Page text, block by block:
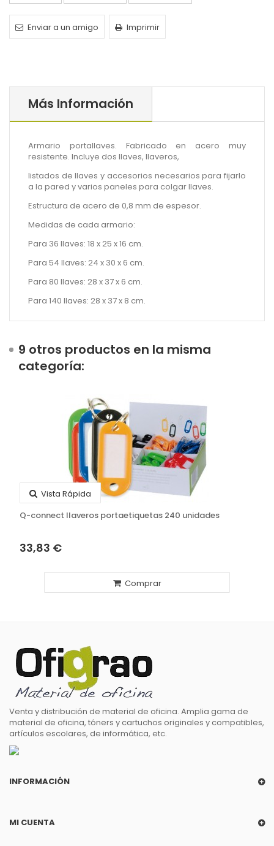
Enviar a un amigo Imprimir
Más Información
Armario portallaves. Fabricado en acero muy
resistente. Incluye dos llaves, llaveros,
listados de llaves y accesorios necesarios para fijarlo
a la pared y varios paneles para colgar llaves.
Estructura de acero de 0,8 mm de espesor.
Medidas de cada armario:
Para 36 llaves: 18 x 25 x 16 cm.
Para 54 llaves: 24 x 30 x 6 cm.
Para 80 llaves: 28 x 37 x 6 cm.
Para 140 llaves: 28 x 37 x 8 cm.
9 otros productos en la misma
categoría:
Vista Rápida
Q-connect llaveros portaetiquetas 240 unidades
33,83 €
Comprar
Venta y distribución de material de oficina. Amplia gama de
material de oficina, tóners y cartuchos originales y compatibles,
artículos escolares, de informática, etc.
INFORMACIÓN
MI CUENTA